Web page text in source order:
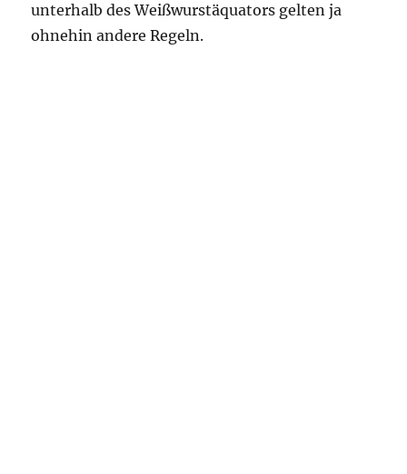
unterhalb des Weißwurstäquators gelten ja
ohnehin andere Regeln.